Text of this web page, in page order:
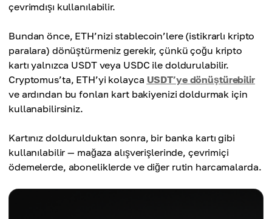
çevrimdışı kullanılabilir.
Bundan önce, ETH’nizi stablecoin’lere (istikrarlı kripto
paralara) dönüştürmeniz gerekir, çünkü çoğu kripto
kartı yalnızca USDT veya USDC ile doldurulabilir.
Cryptomus’ta, ETH’yi kolayca USDT’ye dönüştürebilir
ve ardından bu fonları kart bakiyenizi doldurmak için
kullanabilirsiniz.
Kartınız doldurulduktan sonra, bir banka kartı gibi
kullanılabilir — mağaza alışverişlerinde, çevrimiçi
ödemelerde, aboneliklerde ve diğer rutin harcamalarda.